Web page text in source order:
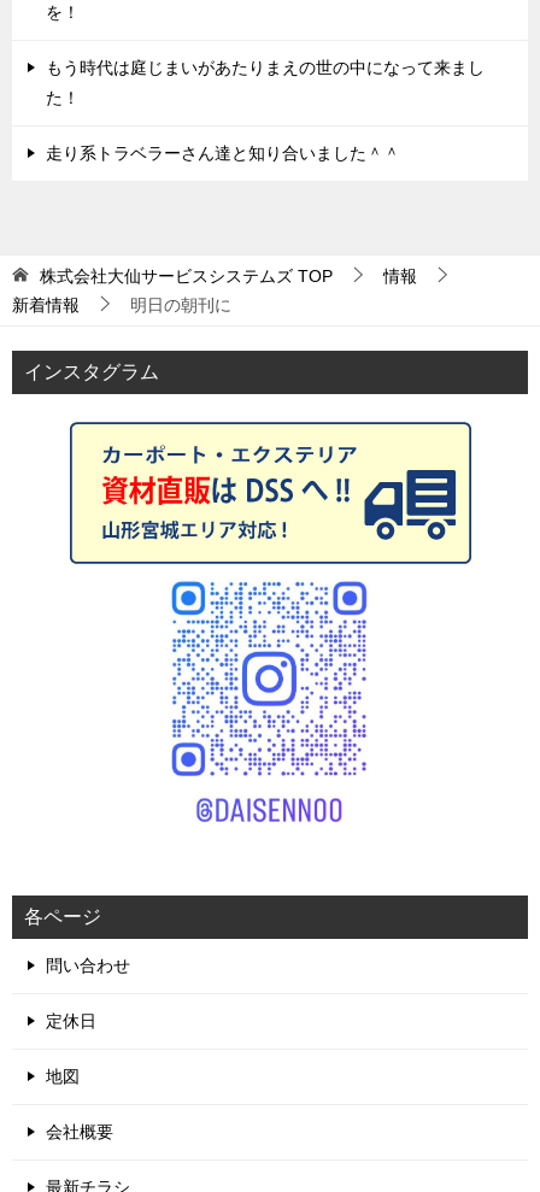
を！
もう時代は庭じまいがあたりまえの世の中になって来まし
た！
走り系トラベラーさん達と知り合いました＾＾
株式会社大仙サービスシステムズ TOP
情報
新着情報
明日の朝刊に
インスタグラム
各ページ
問い合わせ
定休日
地図
会社概要
最新チラシ